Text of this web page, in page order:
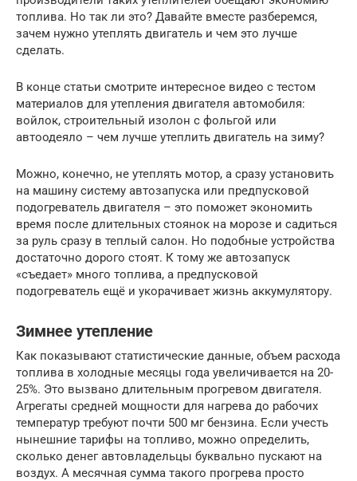
топлива. Но так ли это? Давайте вместе разберемся,
зачем нужно утеплять двигатель и чем это лучше
сделать.
В конце статьи смотрите интересное видео с тестом
материалов для утепления двигателя автомобиля:
войлок, строительный изолон с фольгой или
автоодеяло – чем лучше утеплить двигатель на зиму?
Можно, конечно, не утеплять мотор, а сразу установить
на машину систему автозапуска или предпусковой
подогреватель двигателя – это поможет экономить
время после длительных стоянок на морозе и садиться
за руль сразу в теплый салон. Но подобные устройства
достаточно дорого стоят. К тому же автозапуск
«съедает» много топлива, а предпусковой
подогреватель ещё и укорачивает жизнь аккумулятору.
Зимнее утепление
Как показывают статистические данные, объем расхода
топлива в холодные месяцы года увеличивается на 20-
25%. Это вызвано длительным прогревом двигателя.
Агрегаты средней мощности для нагрева до рабочих
температур требуют почти 500 мг бензина. Если учесть
нынешние тарифы на топливо, можно определить,
сколько денег автовладельцы буквально пускают на
воздух. А месячная сумма такого прогрева просто